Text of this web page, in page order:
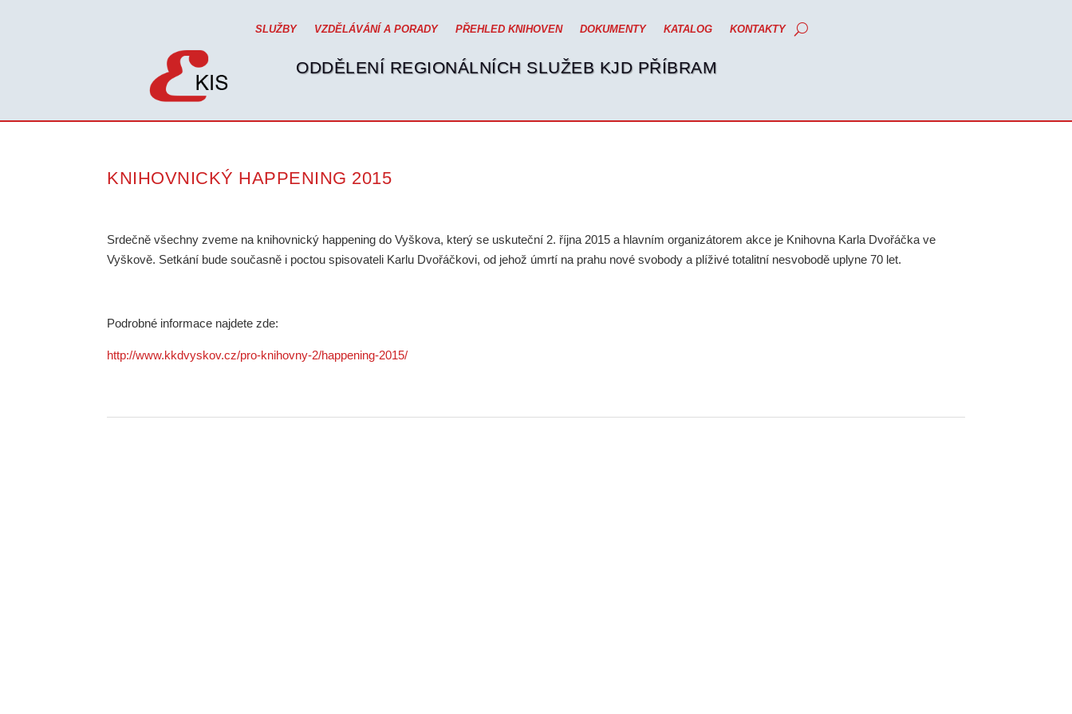
SLUŽBY VZDĚLÁVÁNÍ A PORADY PŘEHLED KNIHOVEN DOKUMENTY KATALOG KONTAKTY
ODDĚLENÍ REGIONÁLNÍCH SLUŽEB KJD PŘÍBRAM
KNIHOVNICKÝ HAPPENING 2015
Srdečně všechny zveme na knihovnický happening do Vyškova, který se uskuteční 2. října 2015 a hlavním organizátorem akce je Knihovna Karla Dvořáčka ve
Vyškově. Setkání bude současně i poctou spisovateli Karlu Dvořáčkovi, od jehož úmrtí na prahu nové svobody a plíživé totalitní nesvobodě uplyne 70 let.
Podrobné informace najdete zde:
http://www.kkdvyskov.cz/pro-knihovny-2/happening-2015/